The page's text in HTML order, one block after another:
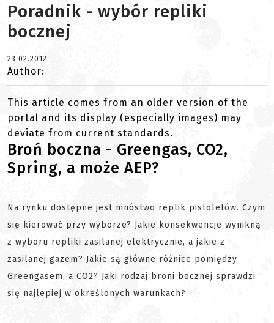
Poradnik - wybór repliki
bocznej
23.02.2012
Author:
This article comes from an older version of the
portal and its display (especially images) may
deviate from current standards.
Broń boczna - Greengas, CO2,
Spring, a może AEP?
Na rynku dostępne jest mnóstwo replik pistoletów. Czym
się kierować przy wyborze? Jakie konsekwencje wynikną
z wyboru repliki zasilanej elektrycznie, a jakie z
zasilanej gazem? Jakie są główne różnice pomiędzy
Greengasem, a CO2? Jaki rodzaj broni bocznej sprawdzi
się najlepiej w określonych warunkach?